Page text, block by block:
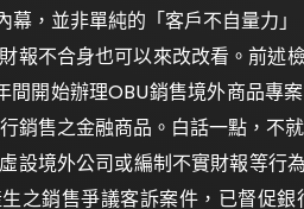
幕，並非單純的「客戶不自量力
報不合身也可以來改改看。前述
間開始辦理OBU銷售境外商品專
銷售之金融商品。白話一點，不
設境外公司或編制不實財報等行
之銷售爭議客訴案件，已督促